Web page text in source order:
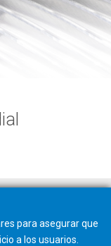
para asegurar que
a los usuarios.